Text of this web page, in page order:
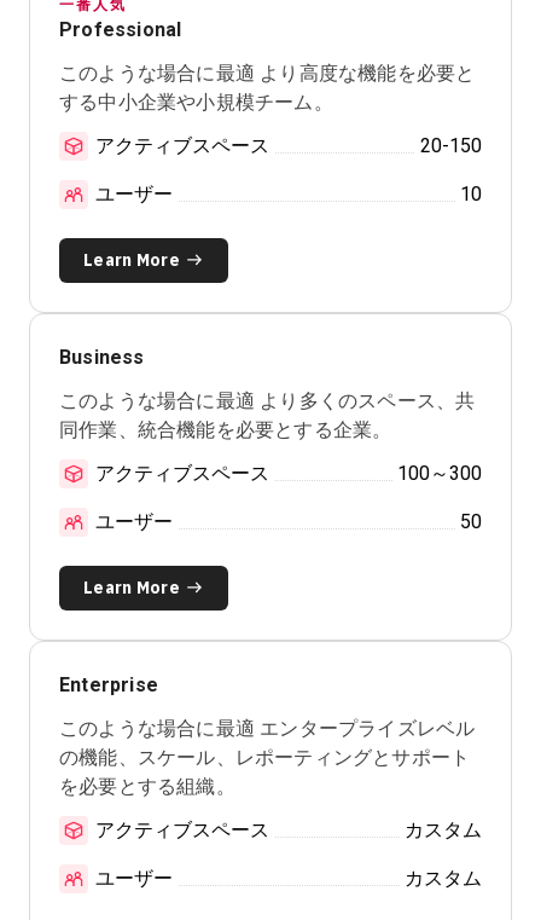
一番人気
Professional
このような場合に最適 より高度な機能を必要と
する中小企業や小規模チーム。
アクティブスペース
20-150
ユーザー 10
Learn More
Business
このような場合に最適 より多くのスペース、共
同作業、統合機能を必要とする企業。
アクティブスペース
100～300
ユーザー 50
Learn More
Enterprise
このような場合に最適 エンタープライズレベル
の機能、スケール、レポーティングとサポート
を必要とする組織。
アクティブスペース
カスタム
ユーザー カスタム